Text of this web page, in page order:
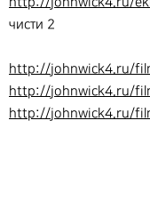
чисти 2
http://johnwick4.ru/
http://johnwick4.ru/
http://johnwick4.ru/